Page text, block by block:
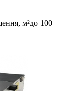
м²до 100